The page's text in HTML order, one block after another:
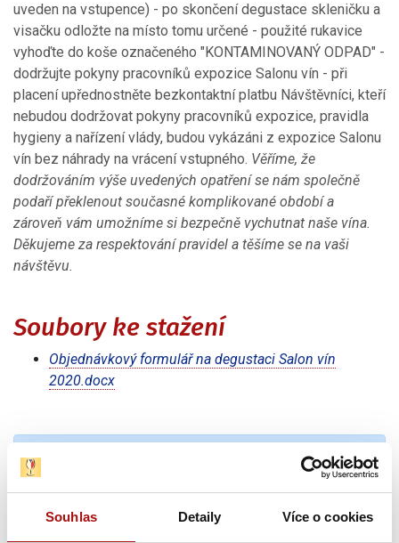
Souhlas Detaily Více o cookies
uveden na vstupence) - po skončení degustace skleničku a
visačku odložte na místo tomu určené - použité rukavice
vyhoďte do koše označeného "KONTAMINOVANÝ ODPAD" -
dodržujte pokyny pracovníků expozice Salonu vín - při
placení upřednostněte bezkontaktní platbu Návštěvníci, kteří
nebudou dodržovat pokyny pracovníků expozice, pravidla
hygieny a nařízení vlády, budou vykázáni z expozice Salonu
vín bez náhrady na vrácení vstupného. Věříme, že
dodržováním výše uvedených opatření se nám společně
podaří překlenout současné komplikované období a
zároveň vám umožníme si bezpečně vychutnat naše vína.
Děkujeme za respektování pravidel a těšíme se na vaši
návštěvu.
Soubory ke stažení
Objednávkový formulář na degustaci Salon vín
2020.docx
Novinky e-mailem
Nepromeškejte naše novinky a slevové akce!
Přihlašte se k odběru novinek e-mailem.